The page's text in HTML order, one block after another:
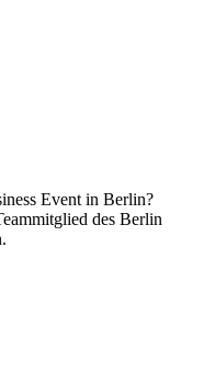
Event in Berlin?
des Berlin